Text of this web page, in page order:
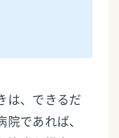
は、できるだ
であれば、